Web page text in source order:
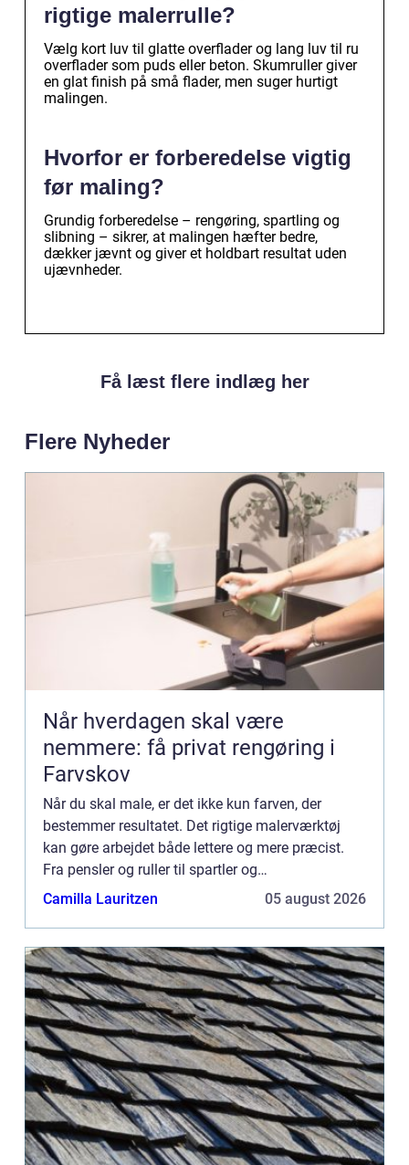
rigtige malerrulle?
Vælg kort luv til glatte overflader og lang luv til ru
overflader som puds eller beton. Skumruller giver
en glat finish på små flader, men suger hurtigt
malingen.
Hvorfor er forberedelse vigtig
før maling?
Grundig forberedelse – rengøring, spartling og
slibning – sikrer, at malingen hæfter bedre,
dækker jævnt og giver et holdbart resultat uden
ujævnheder.
Få læst flere indlæg her
Flere Nyheder
Når hverdagen skal være
nemmere: få privat rengøring i
Farvskov
Når du skal male, er det ikke kun farven, der
bestemmer resultatet. Det rigtige malerværktøj
kan gøre arbejdet både lettere og mere præcist.
Fra pensler og ruller til spartler og
afdækningsmateriale –...
Camilla Lauritzen 05 august 2026